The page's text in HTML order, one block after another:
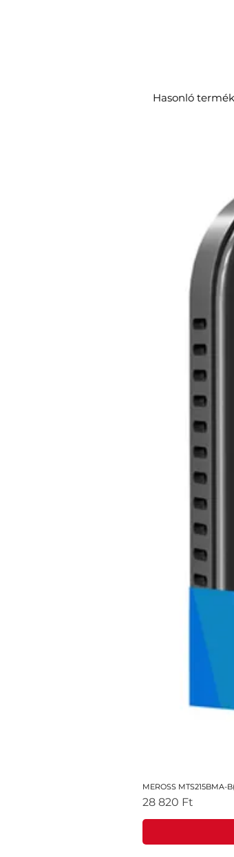
Hasonló
MEROSS
Ár
28 820 Ft